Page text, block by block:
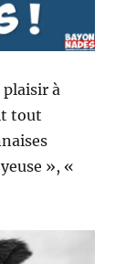
plaisir à
tout
», «